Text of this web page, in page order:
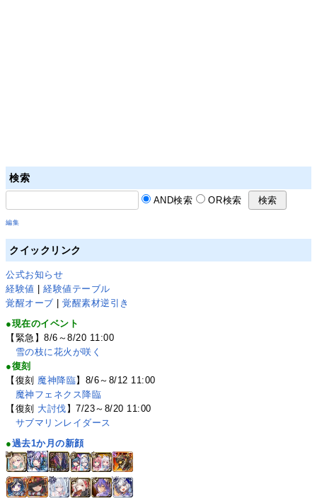
検索
AND検索 OR検索
編集
クイックリンク
公式お知らせ
経験値 |経験値テーブル
覚醒オーブ |覚醒素材逆引き
●現在のイベント
【緊急】8/6～8/20 11:00
雪の枝に花火が咲く
●復刻
【復刻 魔神降臨】8/6～8/12 11:00
魔神フェネクス降臨
【復刻 大討伐 】7/23～8/20 11:00
サブマリンレイダース
●過去1か月の新顔